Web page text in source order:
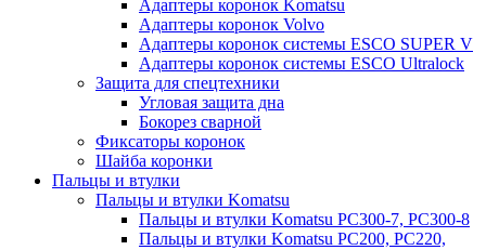
Адаптеры коронок Komatsu
Адаптеры коронок Volvo
Адаптеры коронок системы ESCO SUPER V
Адаптеры коронок системы ESCO Ultralock
Защита для спецтехники
Угловая защита дна
Бокорез сварной
Фиксаторы коронок
Шайба коронки
Пальцы и втулки
Пальцы и втулки Komatsu
Пальцы и втулки Komatsu PC300-7, PC300-8
Пальцы и втулки Komatsu PC200, PC220,